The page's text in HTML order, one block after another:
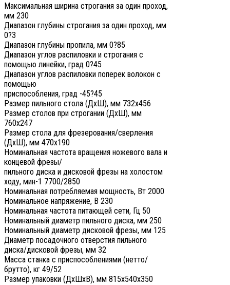
Максимальная ширина строгания за один проход,
мм 230
Диапазон глубины строгания за один проход, мм
0?3
Диапазон глубины пропила, мм 0?85
Диапазон углов распиловки и строгания с
помощью линейки, град 0?45
Диапазон углов распиловки поперек волокон с
помощью
приспособления, град -45?45
Размер пильного стола (ДxШ), мм 732x456
Размер столов при строгании (ДxШ), мм
760x247
Размер стола для фрезерования/сверления
(ДxШ), мм 470x190
Номинальная частота вращения ножевого вала и
концевой фрезы/
пильного диска и дисковой фрезы на холостом
ходу, мин-1 7700/2850
Номинальная потребляемая мощность, Вт 2000
Номинальное напряжение, В 230
Номинальная частота питающей сети, Гц 50
Номинальный диаметр пильного диска, мм 250
Номинальный диаметр дисковой фрезы, мм 125
Диаметр посадочного отверстия пильного
диска/дисковой фрезы, мм 32
Масса станка с приспособлениями (нетто/
брутто), кг 49/52
Размер упаковки (ДxШxВ), мм 815x540x350